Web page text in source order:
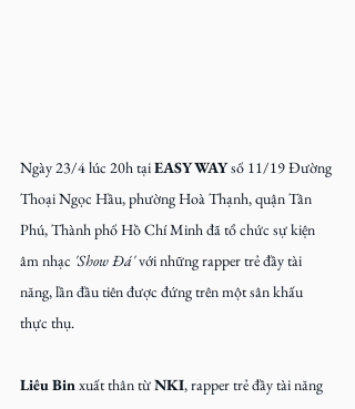
Ngày 23/4 lúc 20h tại EASY WAY số 11/19 Đường
Thoại Ngọc Hầu, phường Hoà Thạnh, quận Tân
Phú, Thành phố Hồ Chí Minh đã tổ chức sự kiện
âm nhạc 'Show Đá' với những rapper trẻ đầy tài
năng, lần đầu tiên được đứng trên một sân khấu
thực thụ.
Liêu Bin xuất thân từ NKI, rapper trẻ đầy tài năng